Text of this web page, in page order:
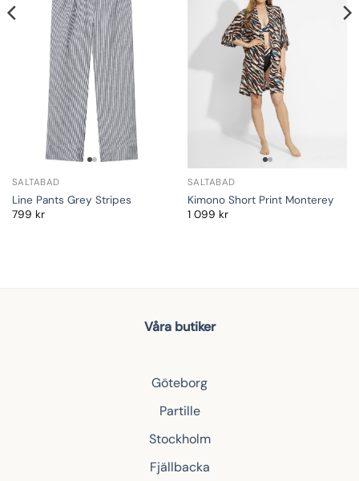
SALTABAD
Line Pants Grey Stripes
799 kr
SALTABAD
Kimono Short Print Monterey
1 099 kr
Våra butiker
Göteborg
Partille
Stockholm
Fjällbacka